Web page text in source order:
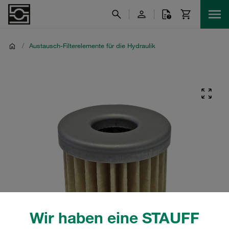
Wir haben eine STAUFF
/ Austausch-Filterelemente für die Hydraulik